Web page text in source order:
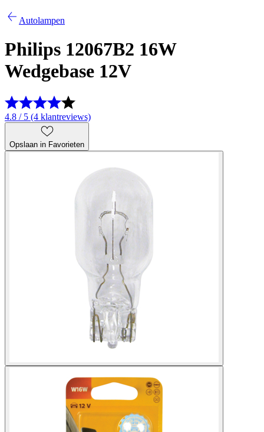
Autolampen
Philips 12067B2 16W
Wedgebase 12V
4.8 / 5 (4 klantreviews)
Opslaan in Favorieten